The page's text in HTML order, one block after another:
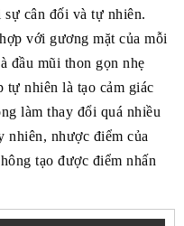
cân đối và tự nhiên.
với gương mặt của mỗi
đầu mũi thon gọn nhẹ
tự nhiên là tạo cảm giác
làm thay đổi quá nhiều
nhiên, nhược điểm của
tạo được điểm nhấn